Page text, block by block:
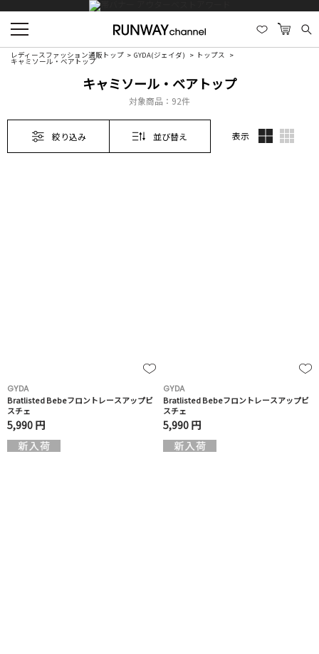
レディースファッション通販トップ GYDA(ジェイダ) トップス
キャミソール・ベアトップ
キャミソール・ベアトップ
対象商品： 92件
絞り込み 並び替え 表示
GYDA
Bratlisted Bebeフロントレースアップビ
スチェ
5,990 円
GYDA
Bratlisted Bebeフロントレースアップビ
スチェ
5,990 円